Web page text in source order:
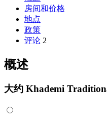
房间和价格
地点
政策
评论 2
概述
大约 Khademi